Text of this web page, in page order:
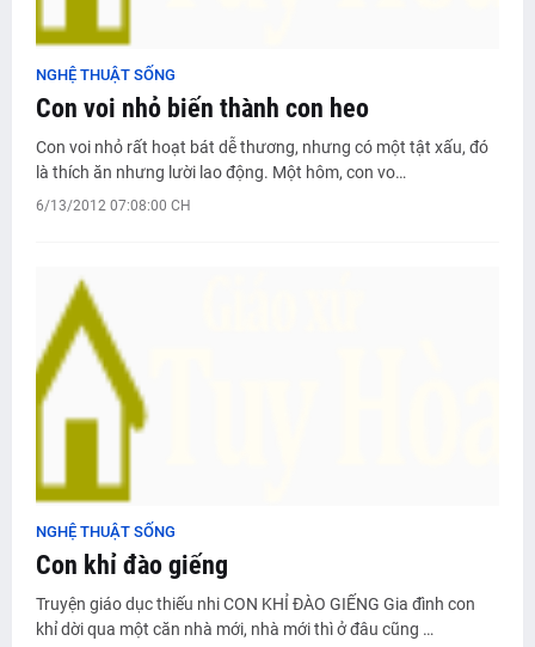
NGHỆ THUẬT SỐNG
Con voi nhỏ biến thành con heo
Con voi nhỏ rất hoạt bát dễ thương, nhưng có một tật xấu, đó
là thích ăn nhưng lười lao động. Một hôm, con vo…
6/13/2012 07:08:00 CH
NGHỆ THUẬT SỐNG
Con khỉ đào giếng
Truyện giáo dục thiếu nhi CON KHỈ ĐÀO GIẾNG Gia đình con
khỉ dời qua một căn nhà mới, nhà mới thì ở đâu cũng …